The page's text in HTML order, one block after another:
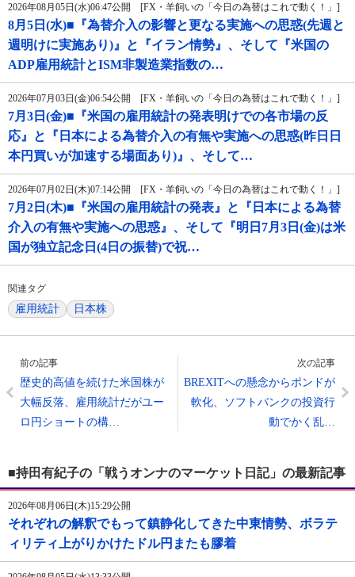
2026年08月05日(水)06:47公開 [FX・羊飼いの「今日の為替はこれで動く！」]
8月5日(水)■『為替介入の影響と更なる実施への思惑(先週と
週明けに実施あり)』と『イラン情勢』、そして『米国の
ADP雇用統計とISM非製造業指数の…
2026年07月03日(金)06:54公開 [FX・羊飼いの「今日の為替はこれで動く！」]
7月3日(金)■『米国の雇用統計の発表明けでの各市場の反
応』と『日本による為替介入の有無や実施への思惑(昨日日
本円買いが加速する場面あり)』、そして…
2026年07月02日(木)07:14公開 [FX・羊飼いの「今日の為替はこれで動く！」]
7月2日(木)■『米国の雇用統計の発表』と『日本による為替
介入の有無や実施への思惑』、そして『明日7月3日(金)は米
国が独立記念日(4日の振替)で祝…
関連タグ
雇用統計 日本株
前の記事
歴史的高値を続けた米国株が
大幅反落、雇用統計だがユー
ロ円ショートの構…
次の記事
BREXITへの懸念からポンドが
軟化、ソフトバンクの投資行
動でかく乱…
■持田有紀子の「戦うオンナのマーケット日記」の最新記事
2026年08月06日(木)15:29公開
それぞれの解釈でもって鎮静化してきた中東情勢、ボラテ
ィリティ上がりかけたドル円またも膠着